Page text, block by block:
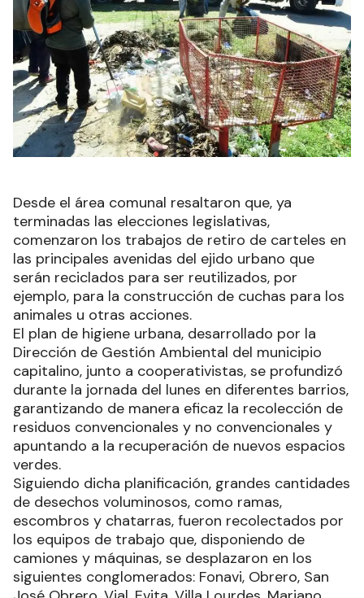
Desde el área comunal resaltaron que, ya
terminadas las elecciones legislativas,
comenzaron los trabajos de retiro de carteles en
las principales avenidas del ejido urbano que
serán reciclados para ser reutilizados, por
ejemplo, para la construcción de cuchas para los
animales u otras acciones.
El plan de higiene urbana, desarrollado por la
Dirección de Gestión Ambiental del municipio
capitalino, junto a cooperativistas, se profundizó
durante la jornada del lunes en diferentes barrios,
garantizando de manera eficaz la recolección de
residuos convencionales y no convencionales y
apuntando a la recuperación de nuevos espacios
verdes.
Siguiendo dicha planificación, grandes cantidades
de desechos voluminosos, como ramas,
escombros y chatarras, fueron recolectados por
los equipos de trabajo que, disponiendo de
camiones y máquinas, se desplazaron en los
siguientes conglomerados: Fonavi, Obrero, San